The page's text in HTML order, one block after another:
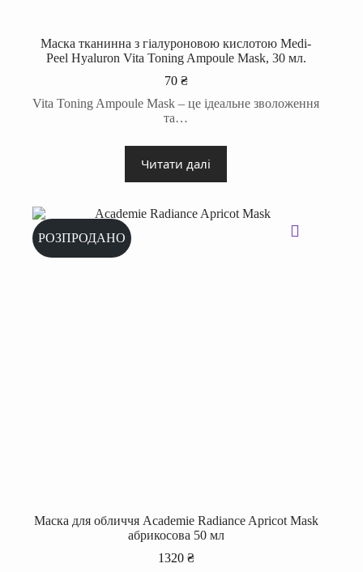
Маска тканинна з гіалуроновою кислотою Medi-
Peel Hyaluron Vita Toning Ampoule Mask, 30 мл.
70 ₴
Vita Toning Ampoule Mask – це ідеальне зволоження
та…
Читати далі
РОЗПРОДАНО
Маска для обличчя Academie Radiance Apricot Mask
абрикосова 50 мл
1320 ₴